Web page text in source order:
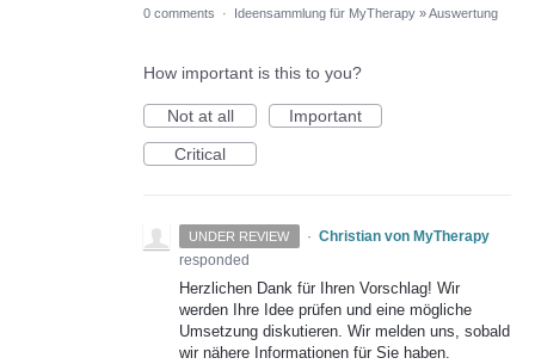
0 comments · Ideensammlung für MyTherapy »Auswertung
How important is this to you?
Not at all
Important
Critical
UNDER REVIEW · Christian von MyTherapy
responded
Herzlichen Dank für Ihren Vorschlag! Wir
werden Ihre Idee prüfen und eine mögliche
Umsetzung diskutieren. Wir melden uns, sobald
wir nähere Informationen für Sie haben.